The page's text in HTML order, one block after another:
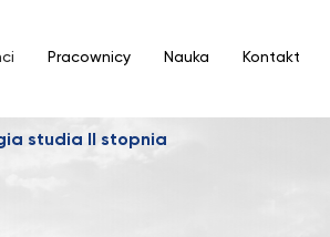
Pracownicy Nauka Kontakt
studia II stopnia